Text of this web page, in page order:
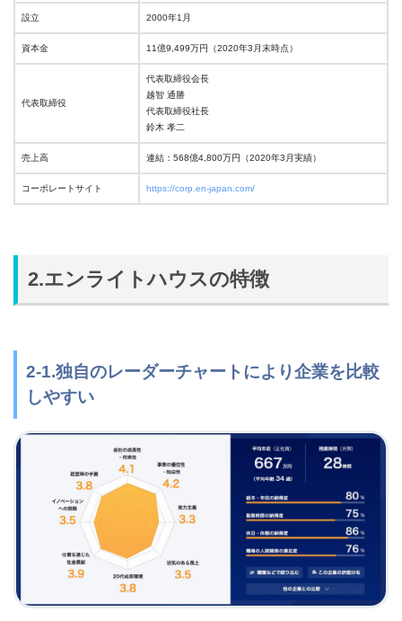
設立 2000年1月
資本金 11億9,499万円（2020年3月末時点）
代表取締役
代表取締役会長
越智 通勝
代表取締役社長
鈴木 孝二
売上高 連結：568億4,800万円（2020年3月実績）
コーポレートサイト https://corp.en-japan.com/
2.エンライトハウスの特徴
2-1.独自のレーダーチャートにより企業を比較
しやすい